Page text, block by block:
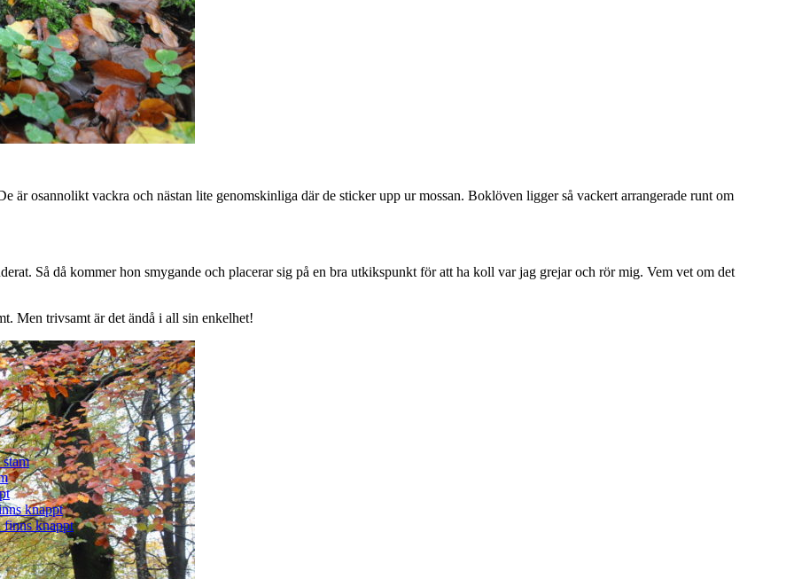
knappt
finns knappt
är osannolikt vackra och nästan lite genomskinliga där de sticker upp ur mossan. Boklöven ligger så vackert arrangerade runt om
Så då kommer hon smygande och placerar sig på en bra utkikspunkt för att ha koll var jag grejar och rör mig. Vem vet om det
Men trivsamt är det ändå i all sin enkelhet!